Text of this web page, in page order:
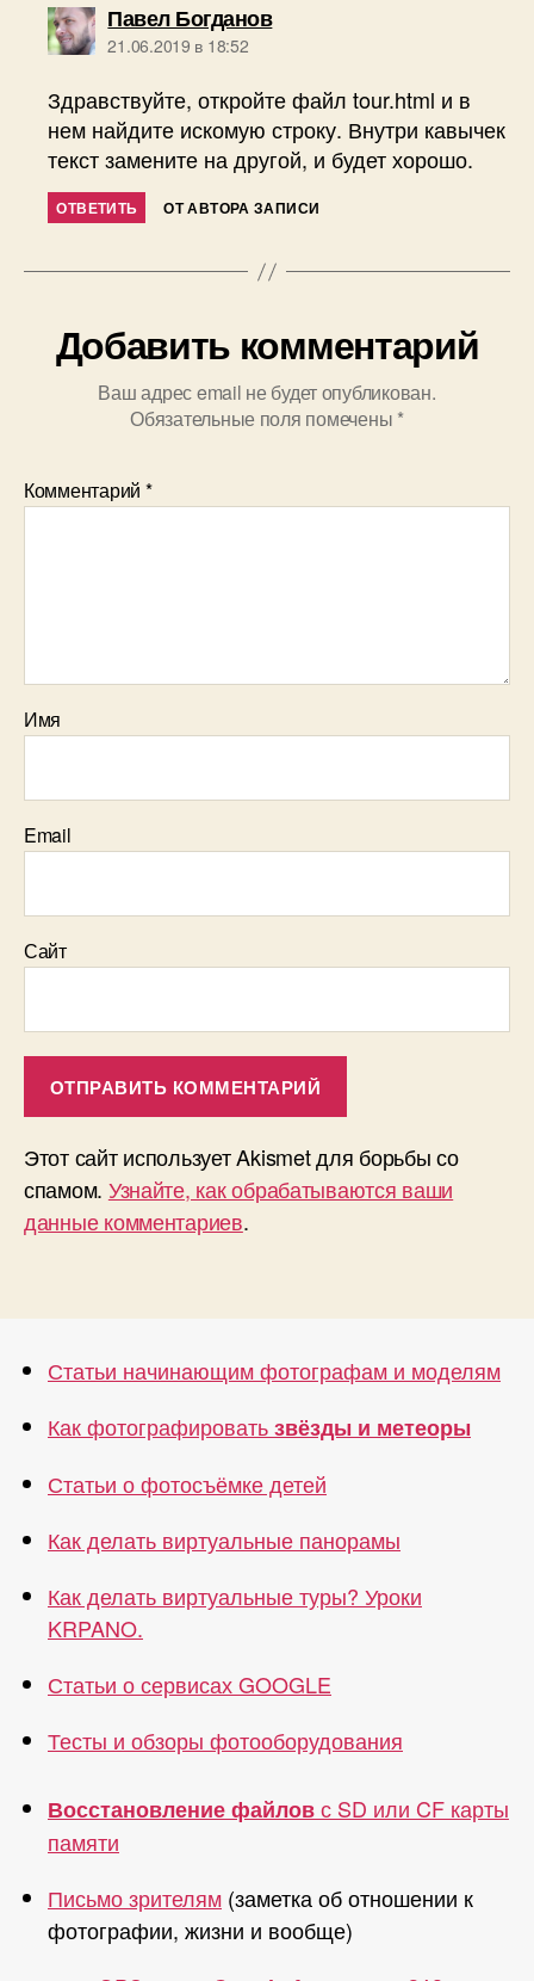
Павел Богдановпишет:
21.06.2019 в 18:52
Здравствуйте, откройте файл tour.html и в
нем найдите искомую строку. Внутри кавычек
текст замените на другой, и будет хорошо.
ОТВЕТИТЬ ОТ АВТОРА ЗАПИСИ
Добавить комментарий
Ваш адрес email не будет опубликован.
Обязательные поля помечены *
Комментарий *
Имя
Email
Сайт
Этот сайт использует Akismet для борьбы со
спамом. Узнайте, как обрабатываются ваши
данные комментариев.
Статьи начинающим фотографам и моделям
Как фотографироватьзвёзды и метеоры
Статьи о фотосъёмке детей
Как делать виртуальные панорамы
Как делать виртуальные туры? Уроки
KRPANO.
Статьи о сервисах GOOGLE
Тесты и обзоры фотооборудования
Восстановление файловс SD или CF карты
памяти
Письмо зрителям (заметка об отношении к
фотографии, жизни и вообще)